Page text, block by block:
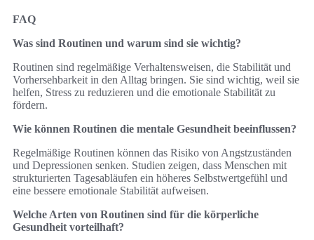
FAQ
Was sind Routinen und warum sind sie wichtig?
Routinen sind regelmäßige Verhaltensweisen, die Stabilität und
Vorhersehbarkeit in den Alltag bringen. Sie sind wichtig, weil sie
helfen, Stress zu reduzieren und die emotionale Stabilität zu
fördern.
Wie können Routinen die mentale Gesundheit beeinflussen?
Regelmäßige Routinen können das Risiko von Angstzuständen
und Depressionen senken. Studien zeigen, dass Menschen mit
strukturierten Tagesabläufen ein höheres Selbstwertgefühl und
eine bessere emotionale Stabilität aufweisen.
Welche Arten von Routinen sind für die körperliche
Gesundheit vorteilhaft?